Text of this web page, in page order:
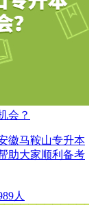
会？
徽马鞍山专升本
助大家顺利备考
人